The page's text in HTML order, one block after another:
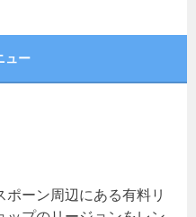
ュー
ーン周辺にある有料リ